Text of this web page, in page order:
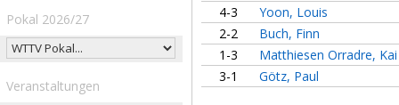
Pokal 2026/27
Veranstaltungen
4-3
Yoon, Louis
2-2
Buch, Finn
1-3
Matthiesen Orradre, Kai
3-1
Götz, Paul